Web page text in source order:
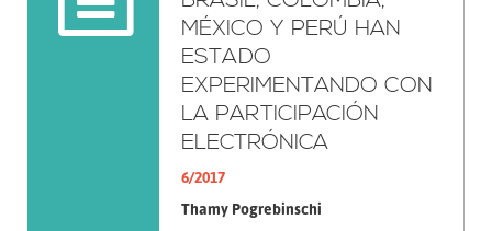
MÉXICO Y PERÚ HAN
ESTADO
EXPERIMENTANDO CON
LA PARTICIPACIÓN
ELECTRÓNICA
6/2017
Thamy Pogrebinschi